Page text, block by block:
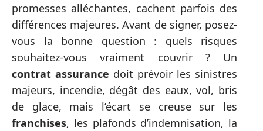
promesses alléchantes, cachent parfois des
différences majeures. Avant de signer, posez-
vous la bonne question : quels risques
souhaitez-vous vraiment couvrir ? Un
contrat assurance doit prévoir les sinistres
majeurs, incendie, dégât des eaux, vol, bris
de glace, mais l’écart se creuse sur les
franchises, les plafonds d’indemnisation, la